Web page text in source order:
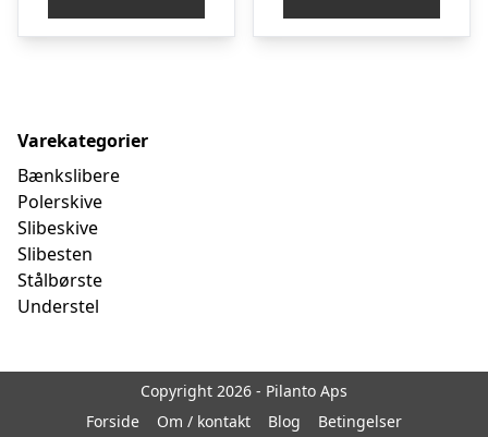
kr. 7.493,75.kr. 7.391,10.
kr. 6.243,75.
Varekategorier
Bænkslibere
Polerskive
Slibeskive
Slibesten
Stålbørste
Understel
Copyright 2026 - Pilanto Aps
Forside
Om / kontakt Blog Betingelser